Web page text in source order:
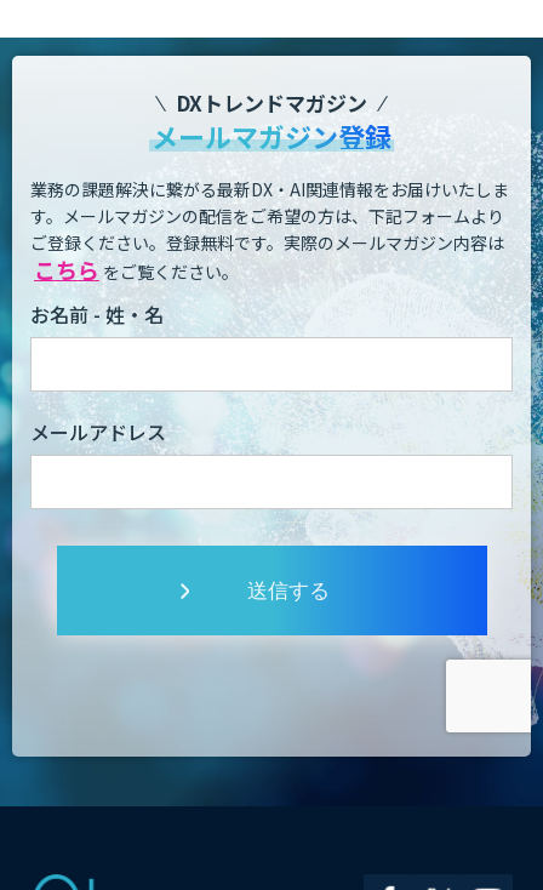
別お見積り
⑤スクラッチ開発：個
⑥有償保守：10,000
円/30,000円/50,000円DXトレンドマガジン
メールマガジン登録
業務の課題解決に繋がる最新DX・AI関連情報をお届けいたしま
す。 メールマガジンの配信をご希望の方は、下記フォームより
ご登録ください。登録無料です。 実際のメールマガジン内容は
こちら をご覧ください。
お名前 - 姓・名
メールアドレス
送信する